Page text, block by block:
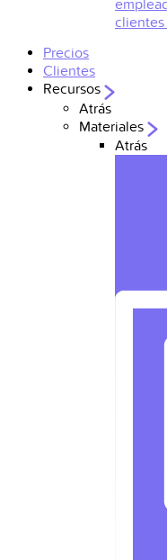
clientes
Precios
Clientes
Recursos
Atrás
Materiales
Atrás